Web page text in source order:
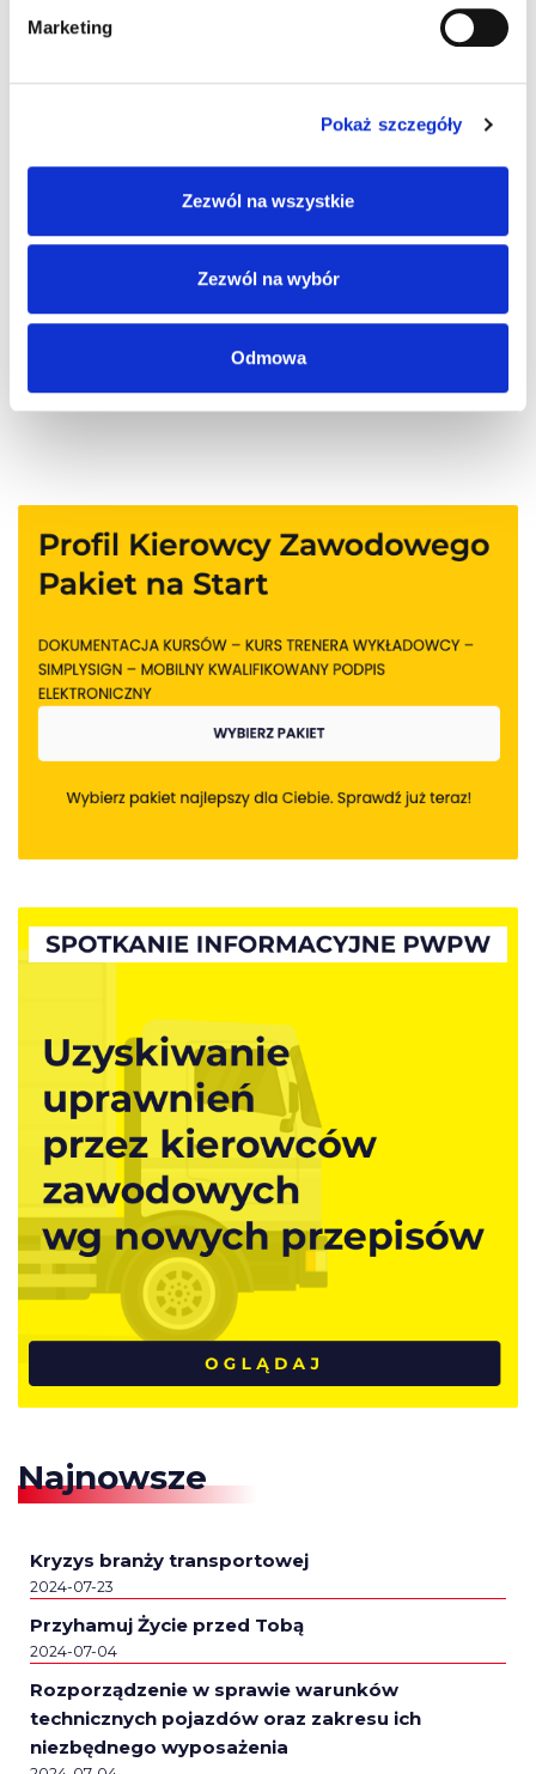
Marketing
Pokaż szczegóły
Zezwól na wszystkie
Zezwól na wybór
Odmowa
Pingback:
Pingback:buôn bán vũ khí
Możliwość komentowania została wyłączona.
Najnowsze
Kryzys branży transportowej
2024-07-23
Przyhamuj Życie przed Tobą
2024-07-04
Rozporządzenie w sprawie warunków
technicznych pojazdów oraz zakresu ich
niezbędnego wyposażenia